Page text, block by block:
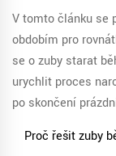
V tomto článku se
obdobím pro
se o zuby starat
urychlit proces
po skončení
Proč řešit zuby